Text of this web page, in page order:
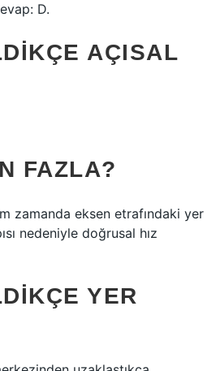
D.
AÇISAL
FAZLA?
zamanda eksen etrafındaki yer
nedeniyle doğrusal hız
YER